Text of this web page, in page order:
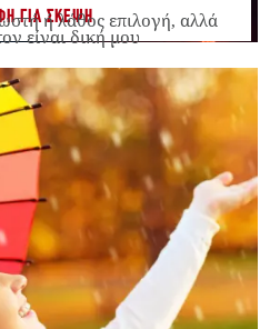
ΓΙΑ ΣΚΕΨΗ
ή λάθος επιλογή, αλλά
είναι δική μου